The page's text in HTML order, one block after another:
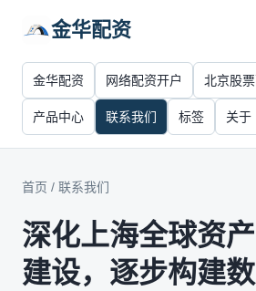
金华配资
金华配资 网络配资开户 北京股
产品中心 联系我们 标签 关于
首页 / 联系我们
深化上海全球资
建设，逐步构建